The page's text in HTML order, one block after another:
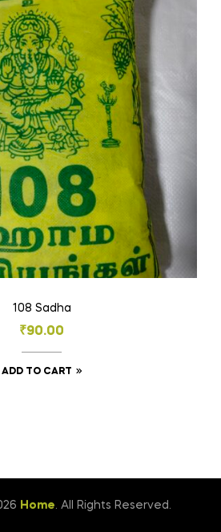
The
options
may
chosen
on
the
product
page
108 Sadha
₹90.00
ADD TO CART
Home. All Rights Reserved.